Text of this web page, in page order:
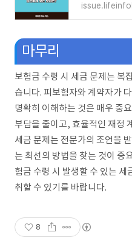
마무리
보험금 수령 시 세금 문제는 복
습니다. 피보험자와 계약자가
명확히 이해하는 것은 매우 중
부담을 줄이고, 효율적인 재정
세금 문제는 전문가의 조언을
는 최선의 방법을 찾는 것이 중
험금 수령 시 발생할 수 있는
취할 수 있기를 바랍니다.
8